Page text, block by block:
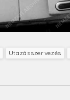
Utazásszervezés